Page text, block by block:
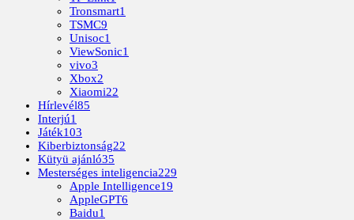
Tronsmart1
TSMC9
Unisoc1
ViewSonic1
vivo3
Xbox2
Xiaomi22
Hírlevél85
Interjú1
Játék103
Kiberbiztonság22
Kütyü ajánló35
Mesterséges inteligencia229
Apple Intelligence19
AppleGPT6
Baidu1